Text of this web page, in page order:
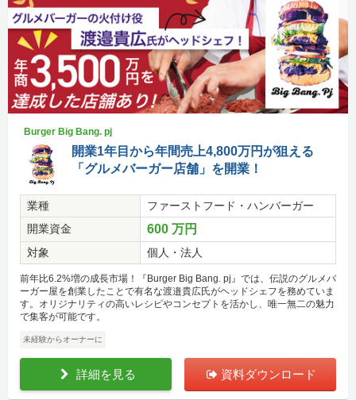
Burger Big Bang. pj
開業1年目から年間売上4,800万円が狙える
「グルメバーガー店舗」を開業！
業種
ファーストフード・ハンバーガー
開業資金
600 万円
対象 個人・法人
前年比6.2%増の成長市場！『Burger Big Bang. pj』では、伝説のグルメバ
ーガー屋を創業したことで有名な渡邉貴広氏がヘッドシェフを務めていま
す。オリジナリティの高いレシピやコンセプトを活かし、唯一無二の魅力
で集客が可能です。
未経験からオーナーに
詳細を見る 資料ダウンロード